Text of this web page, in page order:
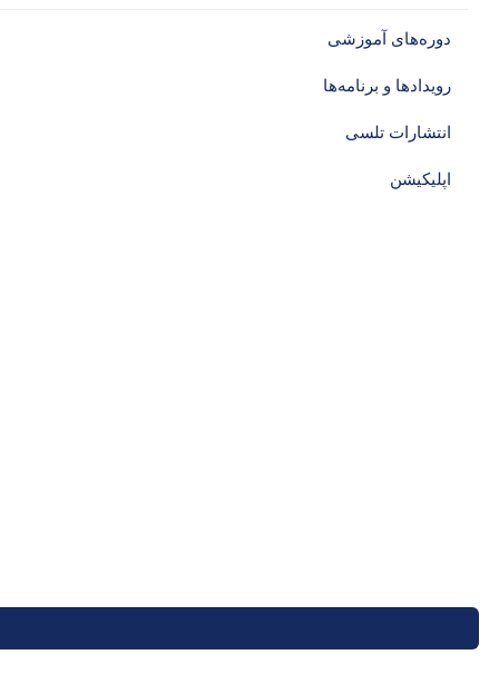
دوره‌های آموزشی‌
رویدادها و برنامه‌ها
انتشارات تلسی
اپلیکیشن